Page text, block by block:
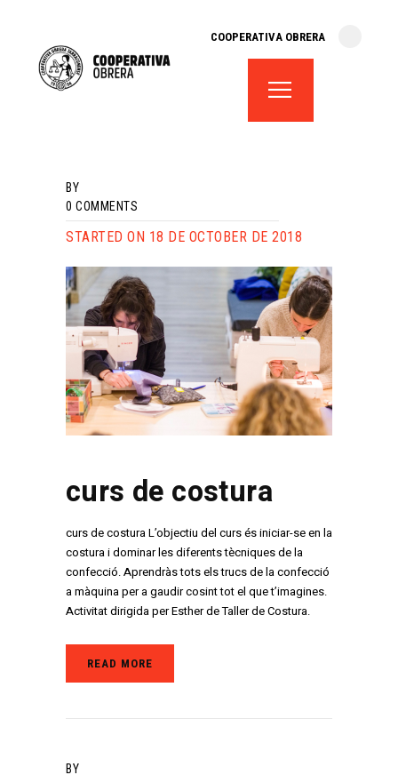
COOPERATIVA OBRERA
fes-te soci
BY
0 COMMENTS
STARTED ON 18 DE OCTOBER DE 2018
curs de costura
curs de costura L’objectiu del curs és iniciar-se en la
costura i dominar les diferents tècniques de la
confecció. Aprendràs tots els trucs de la confecció
a màquina per a gaudir cosint tot el que t’imagines.
Activitat dirigida per Esther de Taller de Costura.
READ MORE
BY